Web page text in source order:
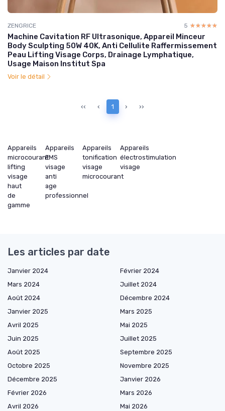
ZENGRICE 5 ☆☆☆☆☆
★★★★★
Machine Cavitation RF Ultrasonique, Appareil Minceur
Body Sculpting 50W 40K, Anti Cellulite Raffermissement
Peau Lifting Visage Corps, Drainage Lymphatique,
Usage Maison Institut Spa
Voir le détail
‹‹ ‹ 1 › ››
Appareils
microcourant
lifting
visage
haut
de
gamme
Appareils
EMS
visage
anti
age
professionnel
Appareils
tonification
visage
microcourant
Appareils
électrostimulation
visage
Les articles par date
Janvier 2024
Février 2024
Mars 2024
Juillet 2024
Août 2024
Décembre 2024
Janvier 2025
Mars 2025
Avril 2025
Mai 2025
Juin 2025
Juillet 2025
Août 2025
Septembre 2025
Octobre 2025
Novembre 2025
Décembre 2025
Janvier 2026
Février 2026
Mars 2026
Avril 2026
Mai 2026